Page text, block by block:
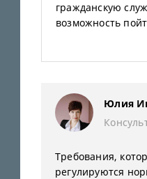
гражданскую
возможность
Юлия
Требования,
регулируются